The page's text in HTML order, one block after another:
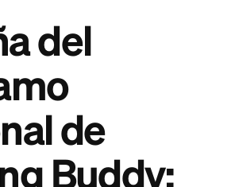
del
de
Buddy: